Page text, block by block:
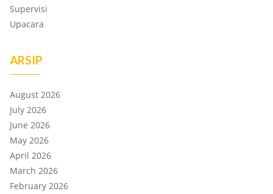
Supervisi
Upacara
ARSIP
August 2026
July 2026
June 2026
May 2026
April 2026
March 2026
February 2026